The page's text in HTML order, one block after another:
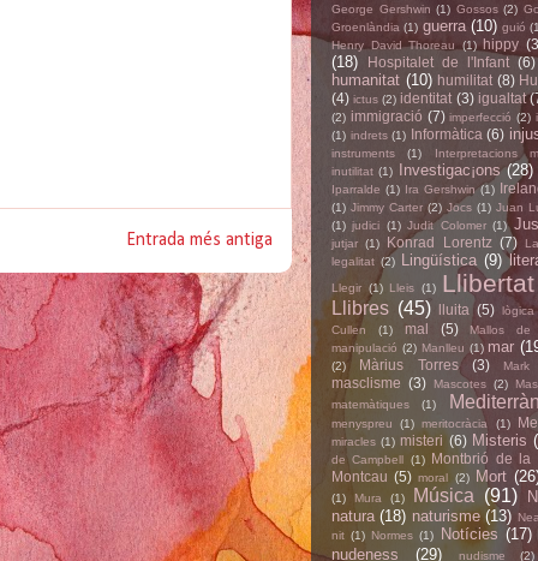
Entrada més antiga
George Gershwin (1) Gossos (2)
Groenlàndia (1) guerra (10) guió
Henry David Thoreau
(1) hippy
(18) Hospitalet de l'Infant (6)
humanitat (10) humilitat (8)
(4) ictus (2) identitat (3) igualtat
(2) immigració (7) imperfecció (2)
(1) indrets (1) Informàtica (6)
instruments (1)
Interpretacions
inutilitat (1) Investigac¡ons (28)
Iparralde (1) Ira Gershwin (1)
(1) Jimmy Carter (2) Jocs (1) Juan
(1) judici (1) Judit Colomer (1)
jutjar (1) Konrad Lorentz (7)
legalitat (2) Lingüística (9)
Llegir (1) Lleis (1) Llibertat
Llibres (45) lluita (5) lògica
Cullen
(1) mal (5)
Mallos de
manipulació (2) Manlleu (1) mar
(2) Màrius Torres (3) Mark
masclisme (3) Mascotes (2)
matemàtiques
(1)
menyspreu (1) meritocràcia (1)
miracles (1) misteri (6) Misteris
de Campbell (1) Montbrió de la
Montcau (5) moral (2) Mort
(1) Mura (1) Música (91)
natura (18) naturisme (13)
nit (1) Normes (1) Notícies (17)
nudeness
(29) nudisme (2)